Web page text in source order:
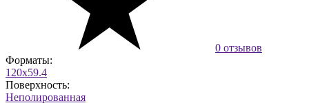
0 отзывов
Форматы:
120x59.4
Поверхность:
Неполированная